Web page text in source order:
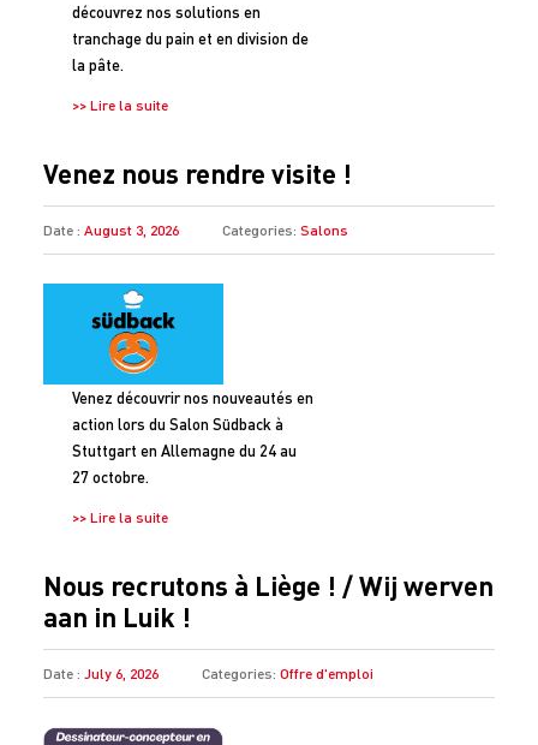
découvrez nos solutions en
tranchage du pain et en division de
la pâte.
>> Lire la suite
Venez nous rendre visite !
Date : August 3, 2026 Categories: Salons
Venez découvrir nos nouveautés en
action lors du Salon Südback à
Stuttgart en Allemagne du 24 au
27 octobre.
>> Lire la suite
Nous recrutons à Liège ! / Wij werven
aan in Luik !
Date : July 6, 2026 Categories: Offre d'emploi